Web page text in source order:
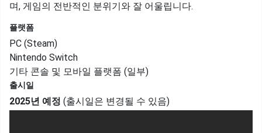
며, 게임의 전반적인 분위기와 잘 어울립니다.
플랫폼
PC (Steam)
Nintendo Switch
기타 콘솔 및 모바일 플랫폼 (일부)
출시일
2025년 예정 (출시일은 변경될 수 있음)